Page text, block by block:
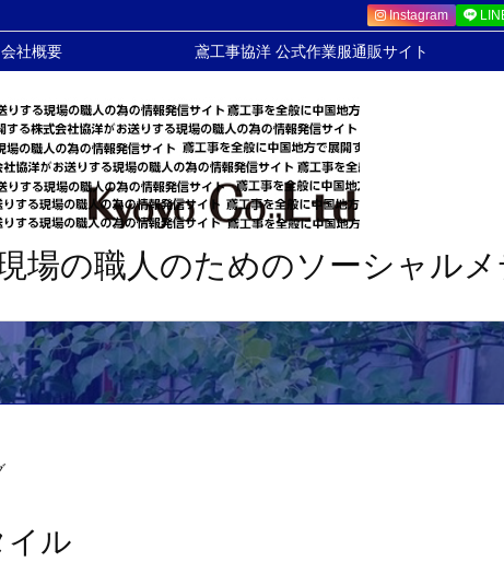
会社概要 鳶工事協洋 公式作業服通販サイト
Instagram
場の職人のためのソーシャル
ル